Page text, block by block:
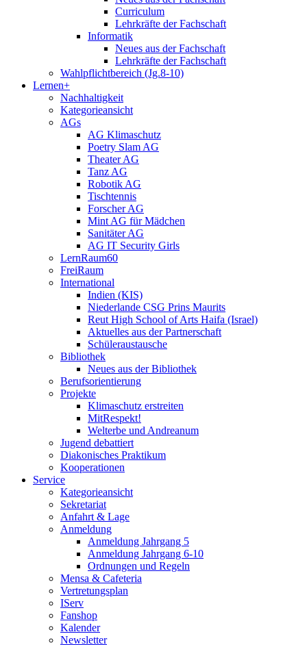
Curriculum
Lehrkräfte der Fachschaft
Informatik
Neues aus der Fachschaft
Lehrkräfte der Fachschaft
Wahlpflichtbereich (Jg.8-10)
Lernen+
Nachhaltigkeit
Kategorieansicht
AGs
AG Klimaschutz
Poetry Slam AG
Theater AG
Tanz AG
Robotik AG
Tischtennis
Forscher AG
Mint AG für Mädchen
Sanitäter AG
AG IT Security Girls
LernRaum60
FreiRaum
International
Indien (KIS)
Niederlande CSG Prins Maurits
Reut High School of Arts Haifa (Israel)
Aktuelles aus der Partnerschaft
Schüleraustausche
Bibliothek
Neues aus der Bibliothek
Berufsorientierung
Projekte
Klimaschutz erstreiten
MitRespekt!
Welterbe und Andreanum
Jugend debattiert
Diakonisches Praktikum
Kooperationen
Service
Kategorieansicht
Sekretariat
Anfahrt & Lage
Anmeldung
Anmeldung Jahrgang 5
Anmeldung Jahrgang 6-10
Ordnungen und Regeln
Mensa & Cafeteria
Vertretungsplan
IServ
Fanshop
Kalender
Newsletter